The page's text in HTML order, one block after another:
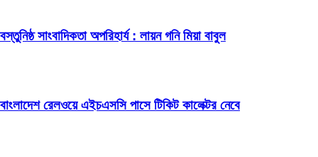
বস্তুনিষ্ঠ সাংবাদিকতা অপরিহার্য : লায়ন গনি মিয়া বাবুল
বাংলাদেশ রেলওয়ে এইচএসসি পাসে টিকিট কালেক্টর নেবে